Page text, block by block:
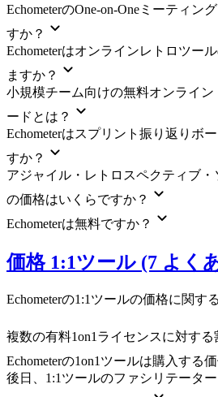
EchometerのOne-on-Oneミーティン
すか？
Echometerはオンラインレトロツー
ますか？
小規模チーム向けの無料オンライ
ードとは？
Echometerはスプリント振り返りボ
すか？
アジャイル・レトロスペクティブ・
の価格はいくらですか？
Echometerは無料ですか？
価格 1:1ツール (7 よく
Echometerの1:1ツールの価格に関す
複数の有料1on1ライセンスに対する
Echometerの1on1ツールは購入する
後日、1:1ツールのファシリテータ